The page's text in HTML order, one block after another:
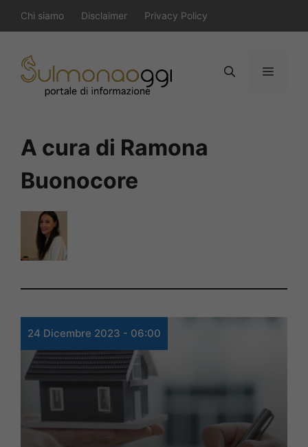
al
contenuto
Chi siamo Disclaimer Privacy Policy
Menu
A cura di Ramona
Buonocore
24 Dicembre 2023 - 06:00